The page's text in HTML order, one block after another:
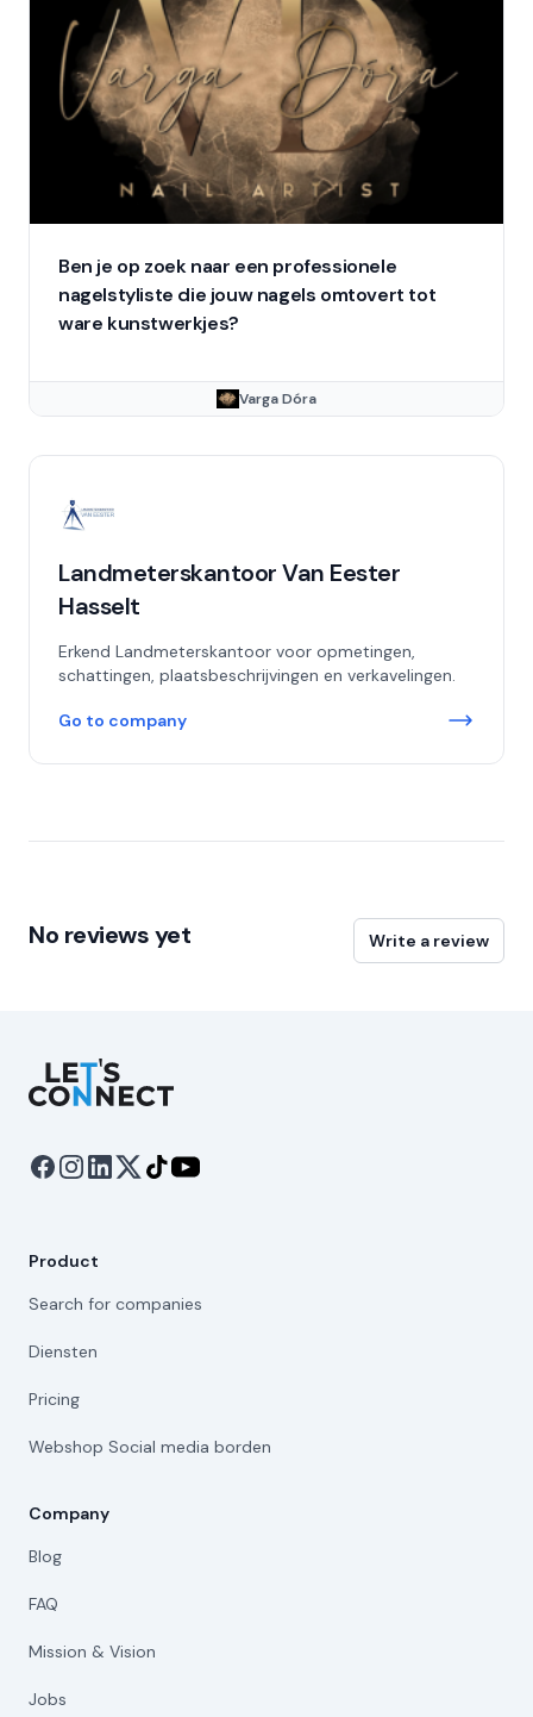
Ben je op zoek naar een professionele
nagelstyliste die jouw nagels omtovert tot
ware kunstwerkjes?
Varga Dóra
Landmeterskantoor Van Eester
Hasselt
Erkend Landmeterskantoor voor opmetingen,
schattingen, plaatsbeschrijvingen en verkavelingen.
Go to company
No reviews yet Write a review
Let's Connect
Product
Search for companies
Diensten
Pricing
Webshop Social media borden
Company
Blog
FAQ
Mission & Vision
Jobs